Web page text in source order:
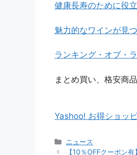
健康長寿のために役
魅力的なワインが見
ランキング・オブ・
まとめ買い、格安商
Yashoo! お得ショ
カ
テ
ニュース
【10％OFFクーポン